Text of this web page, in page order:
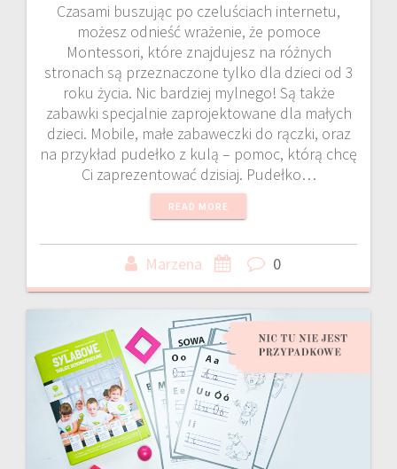
Czasami buszując po czeluściach internetu,
możesz odnieść wrażenie, że pomoce
Montessori, które znajdujesz na różnych
stronach są przeznaczone tylko dla dzieci od 3
roku życia. Nic bardziej mylnego! Są także
zabawki specjalnie zaprojektowane dla małych
dzieci. Mobile, małe zabaweczki do rączki, oraz
na przykład pudełko z kulą – pomoc, którą chcę
Ci zaprezentować dzisiaj. Pudełko…
READ MORE
Marzena 0